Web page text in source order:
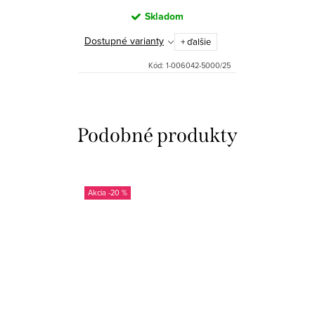
Skladom
Dostupné varianty + ďalšie
Kód: 1-006042-5000/25
-20 %